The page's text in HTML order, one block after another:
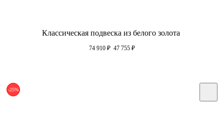
Классическая подвеска из белого золота
74 910 ₽ 47 755 ₽
-25%